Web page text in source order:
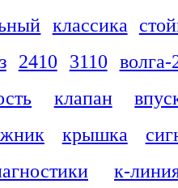
классика
2410 3110 волга-
клапан
крышка
к-